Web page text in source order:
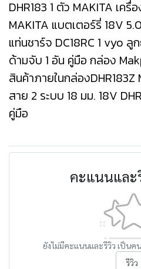
DHR183 1 ตัว MAKITA เค
MAKITA แบตเตอร์รี่ 18V
แท่นชาร์จ DC18RC 1 vyo
ด้ามจับ 1 อัน คู่มือ กล่อง
สินค้าภายในกล่องDHR183Z
สาย 2 ระบบ 18 มม. 18V
คู่มือ
คะแนนและ
ยังไม่มีคะแนนและรีวิว เป็นค
รีวิว